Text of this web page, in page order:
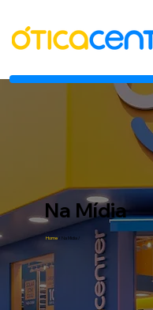
Na Mídia
Home /Na Midia